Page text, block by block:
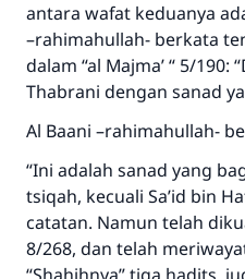
antara wafat keduanya
–rahimahullah- berkata
dalam “al Majma’ “ 5/190:
Thabrani dengan sanad
Al Baani –rahimahullah-
“Ini adalah sanad yang
tsiqah, kecuali Sa’id bin
catatan. Namun telah
8/268, dan telah
Jawaban